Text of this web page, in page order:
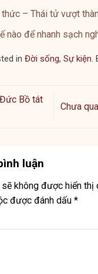
– Thái tử vượt
nào để nhanh sạch
in Đời sống, Sự kiện.
Bồ tát
Chưa
luận
không được hiển thị
được đánh dấu *